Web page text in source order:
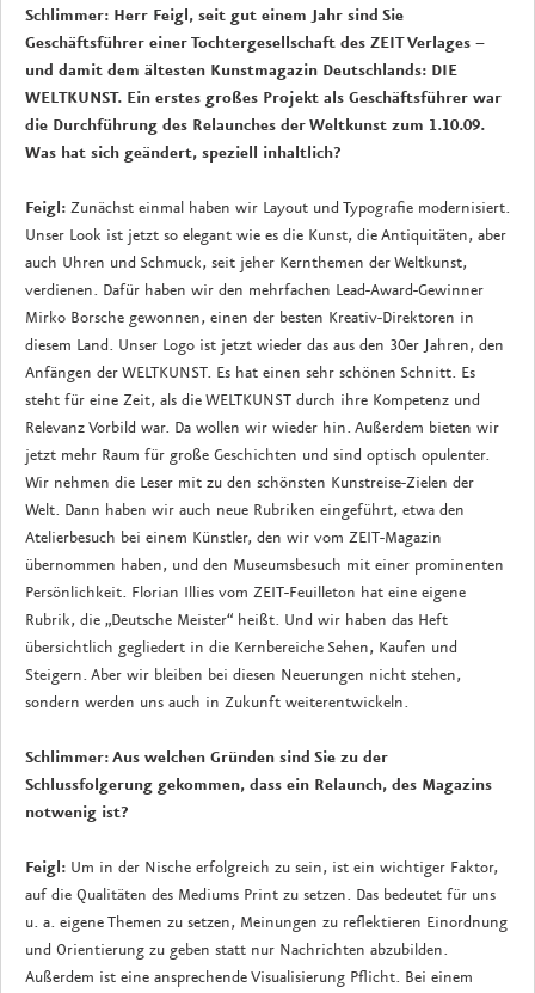
Schlimmer: Herr Feigl, seit gut einem Jahr sind Sie
Geschäftsführer einer Tochtergesellschaft des ZEIT Verlages –
und damit dem ältesten Kunstmagazin Deutschlands: DIE
WELTKUNST. Ein erstes großes Projekt als Geschäftsführer war
die Durchführung des Relaunches der Weltkunst zum 1.10.09.
Was hat sich geändert, speziell inhaltlich?
Feigl: Zunächst einmal haben wir Layout und Typografie modernisiert.
Unser Look ist jetzt so elegant wie es die Kunst, die Antiquitäten, aber
auch Uhren und Schmuck, seit jeher Kernthemen der Weltkunst,
verdienen. Dafür haben wir den mehrfachen Lead-Award-Gewinner
Mirko Borsche gewonnen, einen der besten Kreativ-Direktoren in
diesem Land. Unser Logo ist jetzt wieder das aus den 30er Jahren, den
Anfängen der WELTKUNST. Es hat einen sehr schönen Schnitt. Es
steht für eine Zeit, als die WELTKUNST durch ihre Kompetenz und
Relevanz Vorbild war. Da wollen wir wieder hin. Außerdem bieten wir
jetzt mehr Raum für große Geschichten und sind optisch opulenter.
Wir nehmen die Leser mit zu den schönsten Kunstreise-Zielen der
Welt. Dann haben wir auch neue Rubriken eingeführt, etwa den
Atelierbesuch bei einem Künstler, den wir vom ZEIT-Magazin
übernommen haben, und den Museumsbesuch mit einer prominenten
Persönlichkeit. Florian Illies vom ZEIT-Feuilleton hat eine eigene
Rubrik, die „Deutsche Meister“ heißt. Und wir haben das Heft
übersichtlich gegliedert in die Kernbereiche Sehen, Kaufen und
Steigern. Aber wir bleiben bei diesen Neuerungen nicht stehen,
sondern werden uns auch in Zukunft weiterentwickeln.
Schlimmer: Aus welchen Gründen sind Sie zu der
Schlussfolgerung gekommen, dass ein Relaunch, des Magazins
notwenig ist?
Feigl: Um in der Nische erfolgreich zu sein, ist ein wichtiger Faktor,
auf die Qualitäten des Mediums Print zu setzen. Das bedeutet für uns
u. a. eigene Themen zu setzen, Meinungen zu reflektieren Einordnung
und Orientierung zu geben statt nur Nachrichten abzubilden.
Außerdem ist eine ansprechende Visualisierung Pflicht. Bei einem